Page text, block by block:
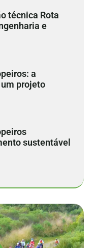
técnica Rota
e
a
projeto
sustentável